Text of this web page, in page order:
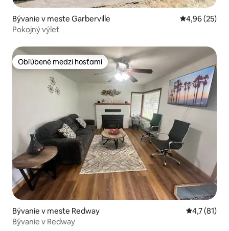
Bývanie v meste Garberville Priemerné
4,96 (25)
Pokojný výlet
Obľúbené medzi hosťami
Obľúbené medzi hosťami
Bývanie v meste Redway Priemerné
4,7 (81)
Bývanie v Redway